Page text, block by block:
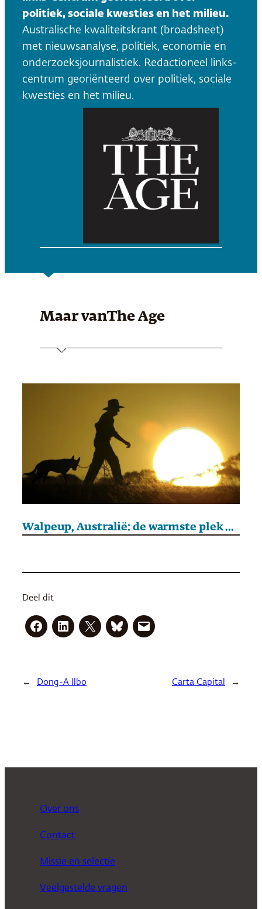
politiek, sociale kwesties en het milieu.
Australische kwaliteitskrant (broadsheet)
met nieuwsanalyse, politiek, economie en
onderzoeksjournalistiek. Redactioneel links-
centrum georiënteerd over politiek, sociale
kwesties en het milieu.
Maar vanThe Age
Walpeup, Australië: de warmste plek op aarde
Deel dit
← Dong-A Ilbo Carta Capital →
Over ons
Contact
Missie en selectie
Veelgestelde vragen